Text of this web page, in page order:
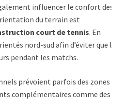
influencer le confort des
du terrain est
court de tennis. En
nord-sud afin d’éviter que le
pendant les matchs.
prévoient parfois des zones
complémentaires comme des